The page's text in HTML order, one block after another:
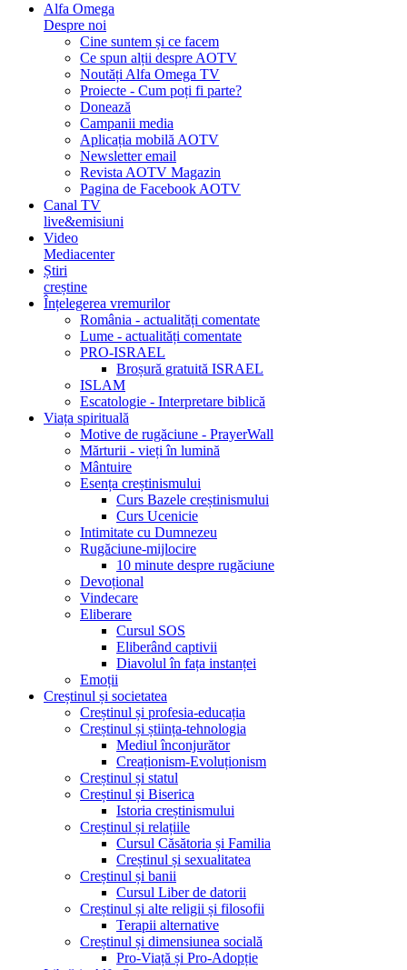
Alfa Omega
Despre noi
Cine suntem și ce facem
Ce spun alții despre AOTV
Noutăți Alfa Omega TV
Proiecte - Cum poți fi parte?
Donează
Campanii media
Aplicația mobilă AOTV
Newsletter email
Revista AOTV Magazin
Pagina de Facebook AOTV
Canal TV
live&emisiuni
Video
Mediacenter
Știri
creștine
Înțelegerea vremurilor
România - actualități comentate
Lume - actualități comentate
PRO-ISRAEL
Broșură gratuită ISRAEL
ISLAM
Escatologie - Interpretare biblică
Viața spirituală
Motive de rugăciune - PrayerWall
Mărturii - vieți în lumină
Mântuire
Esența creștinismului
Curs Bazele creștinismului
Curs Ucenicie
Intimitate cu Dumnezeu
Rugăciune-mijlocire
10 minute despre rugăciune
Devoțional
Vindecare
Eliberare
Cursul SOS
Eliberând captivii
Diavolul în fața instanței
Emoții
Creștinul și societatea
Creștinul și profesia-educația
Creștinul și știința-tehnologia
Mediul înconjurător
Creaționism-Evoluționism
Creștinul și statul
Creștinul și Biserica
Istoria creștinismului
Creștinul și relațiile
Cursul Căsătoria și Familia
Creștinul și sexualitatea
Creștinul și banii
Cursul Liber de datorii
Creștinul și alte religii și filosofii
Terapii alternative
Creștinul și dimensiunea socială
Pro-Viață și Pro-Adopție